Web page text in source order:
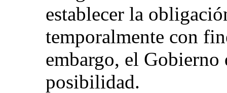
establecer la
temporalmente con
embargo, el Gobierno
posibilidad.